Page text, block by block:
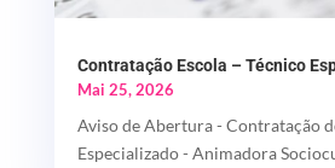
Contratação Escola – Técnico
Mai 25, 2026
Aviso de Abertura - Contratação
Especializado - Animadora